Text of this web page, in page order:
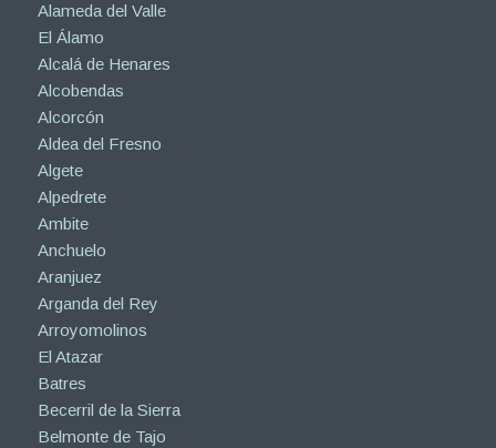
Alameda del Valle
El Álamo
Alcalá de Henares
Alcobendas
Alcorcón
Aldea del Fresno
Algete
Alpedrete
Ambite
Anchuelo
Aranjuez
Arganda del Rey
Arroyomolinos
El Atazar
Batres
Becerril de la Sierra
Belmonte de Tajo